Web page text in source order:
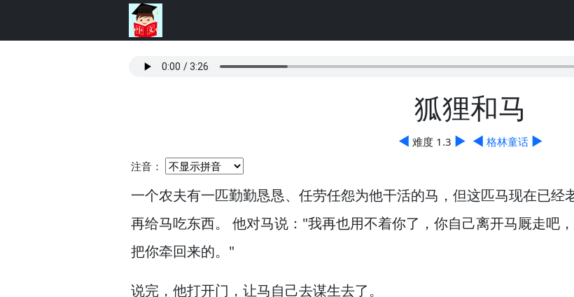
狐狸和马
◀ 难度 1.3 ▶ ◀ 格林童话 ▶
注音：
一个农夫有一匹勤勤恳恳、任劳任怨为他干活的马， 但这匹马现在已经
再给马吃东西。
他对马说："我再也用不着你了， 你自己离开马厩走吧，
把你牵回来的。 "
说完， 他打开门， 让马自己去谋生去了。